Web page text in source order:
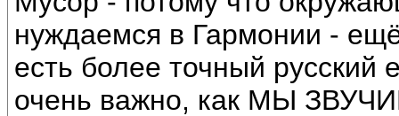
нуждаемся в Гармонии -
есть более точный русский
очень важно, как МЫ